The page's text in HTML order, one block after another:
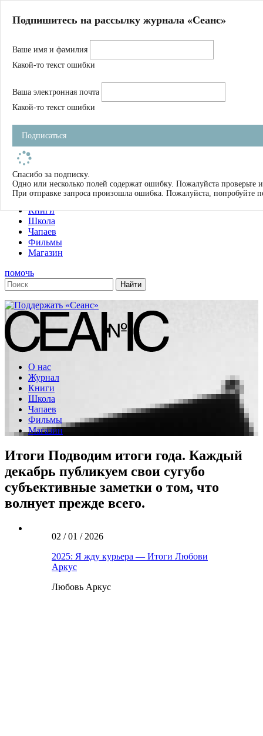
Магазин
Журнал
Школа
Устав
Фильмы
Имена
Тэги
О нас
Журнал
Книги
Школа
Чапаев
Фильмы
Магазин
помочь
О нас
Журнал
Книги
Школа
Чапаев
Фильмы
Магазин
Итоги Подводим итоги года. Каждый
декабрь публикуем свои сугубо
субъективные заметки о том, что
волнует прежде всего.
02 / 01 / 2026
2025: Я жду курьера — Итоги Любови
Аркус
Любовь Аркус
Подпишитесь на рассылку журнала «Сеанс»
Ваше имя и фамилия
Какой-то текст ошибки
Ваша электронная почта
Какой-то текст ошибки
Подписаться
Спасибо за подписку.
Одно или несколько полей содержат ошибку. Пожалуйста проверьте
При отправке запроса произошла ошибка. Пожалуйста, попробуйте